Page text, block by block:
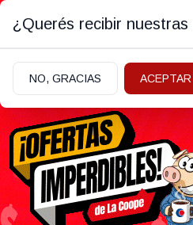
Policiales y Judiciales
15/05/2026
¿Querés recibir
NO, GRACIAS ACEPTAR